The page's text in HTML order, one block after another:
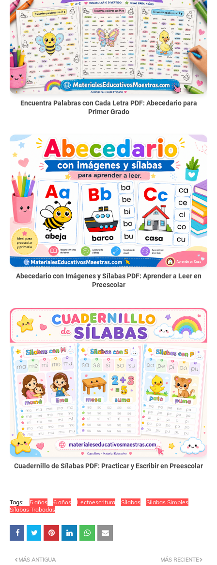
Encuentra Palabras con Cada Letra PDF: Abecedario para
Primer Grado
Abecedario con Imágenes y Sílabas PDF: Aprender a Leer en
Preescolar
Cuadernillo de Sílabas PDF: Practicar y Escribir en Preescolar
Tags: 5 años 6 años Lectoescritura Sílabas
Sílabas Simples
Sílabas Trabadas
MÁS RECIENTE
MÁS ANTIGUA